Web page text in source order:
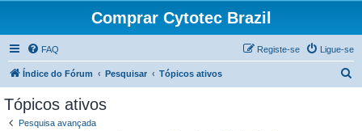
Comprar Cytotec Brazil
FAQ Ligue-se
Registe-se
Índice do Fórum Pesquisar Tópicos ativos
Tópicos ativos
Pesquisa avançada